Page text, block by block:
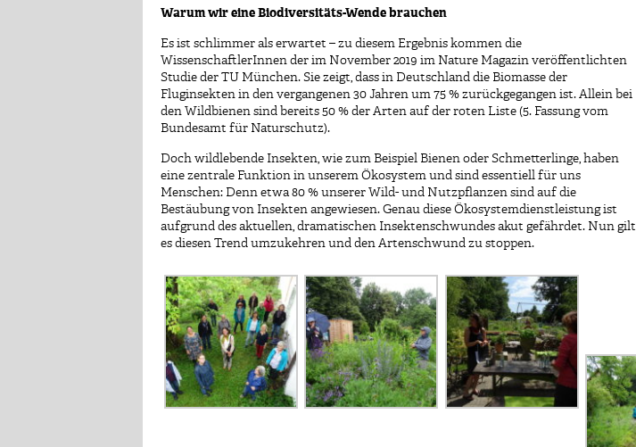
Warum wir eine Biodiversitäts-Wende brauchen
Es ist schlimmer als erwartet – zu diesem Ergebnis kommen die
WissenschaftlerInnen der im November 2019 im Nature Magazin veröffentlichten
Studie der TU München. Sie zeigt, dass in Deutschland die Biomasse der
Fluginsekten in den vergangenen 30 Jahren um 75 % zurückgegangen ist. Allein bei
den Wildbienen sind bereits 50 % der Arten auf der roten Liste (5. Fassung vom
Bundesamt für Naturschutz).
Doch wildlebende Insekten, wie zum Beispiel Bienen oder Schmetterlinge, haben
eine zentrale Funktion in unserem Ökosystem und sind essentiell für uns
Menschen: Denn etwa 80 % unserer Wild- und Nutzpflanzen sind auf die
Bestäubung von Insekten angewiesen. Genau diese Ökosystemdienstleistung ist
aufgrund des aktuellen, dramatischen Insektenschwundes akut gefährdet. Nun gilt
es diesen Trend umzukehren und den Artenschwund zu stoppen.